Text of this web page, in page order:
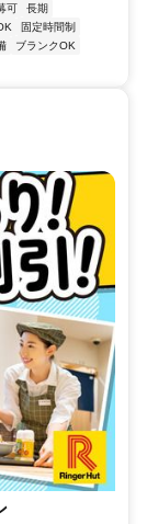
可
長期
固定時間制
ブランクOK